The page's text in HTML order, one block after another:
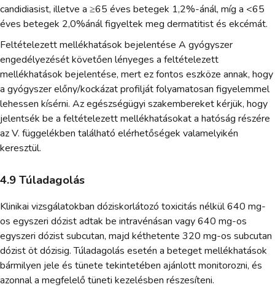
candidiasist, illetve a ≥65 éves betegek 1,2%-ánál, míg a <65
éves betegek 2,0%ánál figyeltek meg dermatitist és ekcémát.
Feltételezett mellékhatások bejelentése A gyógyszer
engedélyezését követően lényeges a feltételezett
mellékhatások bejelentése, mert ez fontos eszköze annak, hogy
a gyógyszer előny/kockázat profilját folyamatosan figyelemmel
lehessen kísérni. Az egészségügyi szakembereket kérjük, hogy
jelentsék be a feltételezett mellékhatásokat a hatóság részére
az V. függelékben található elérhetőségek valamelyikén
keresztül.
4.9 Túladagolás
Klinikai vizsgálatokban dóziskorlátozó toxicitás nélkül 640 mg-
os egyszeri dózist adtak be intravénásan vagy 640 mg-os
egyszeri dózist subcutan, majd kéthetente 320 mg-os subcutan
dózist öt dózisig. Túladagolás esetén a beteget mellékhatások
bármilyen jele és tünete tekintetében ajánlott monitorozni, és
azonnal a megfelelő tüneti kezelésben részesíteni.